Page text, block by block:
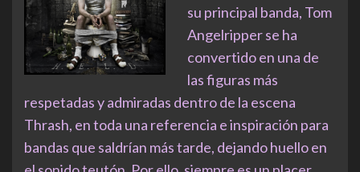
su principal banda, Tom
Angelripper se ha
convertido en una de
las figuras más
respetadas y admiradas dentro de la escena
Thrash, en toda una referencia e inspiración para
bandas que saldrían más tarde, dejando huello en